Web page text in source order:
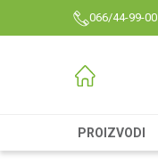
066/44-99-00
PROIZVODI